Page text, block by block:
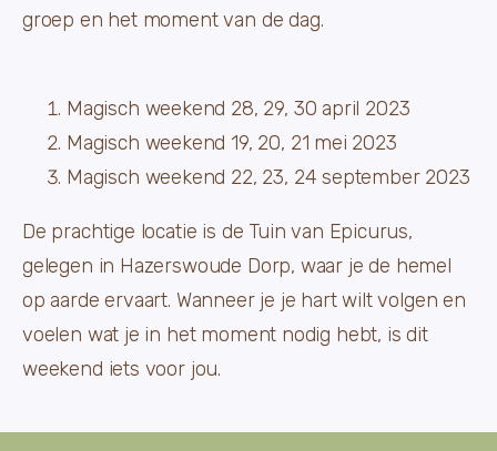
groep en het moment van de dag.
Magisch weekend 28, 29, 30 april 2023
Magisch weekend 19, 20, 21 mei 2023
Magisch weekend 22, 23, 24 september 2023
De prachtige locatie is de Tuin van Epicurus,
gelegen in Hazerswoude Dorp, waar je de hemel
op aarde ervaart. Wanneer je je hart wilt volgen en
voelen wat je in het moment nodig hebt, is dit
weekend iets voor jou.